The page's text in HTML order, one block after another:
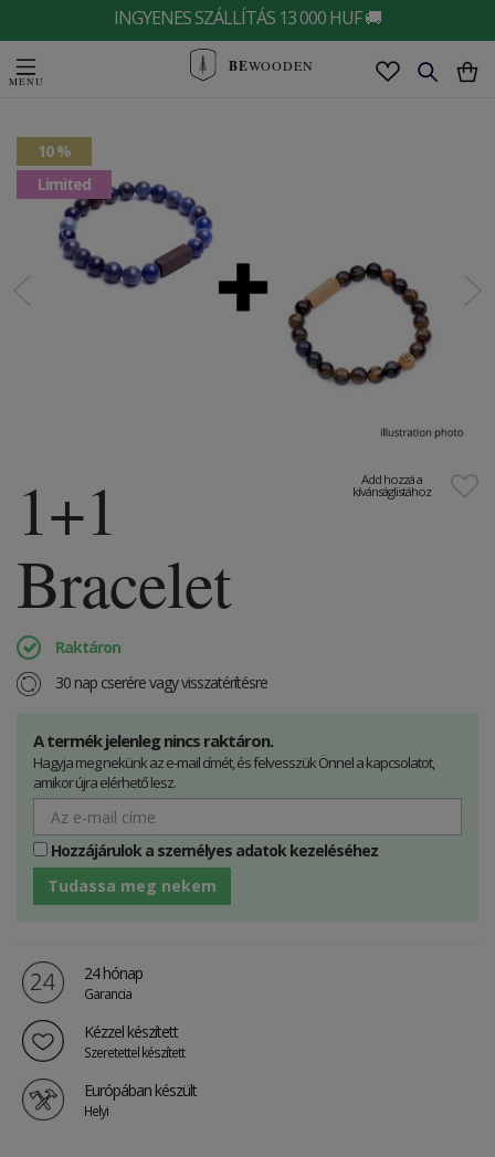
INGYENES SZÁLLÍTÁS 13 000 HUF 🚚
BEWOODEN
10 %
Limited
Add hozzá a
kívánságlistához
1+1
Bracelet
Raktáron
30 nap cserére vagy visszatérítésre
A termék jelenleg nincs raktáron.
Hagyja meg nekünk az e-mail címét, és felvesszük Önnel a kapcsolatot,
amikor újra elérhető lesz.
Hozzájárulok a személyes adatok kezeléséhez
Tudassa meg nekem
24 hónap
Garancia
Kézzel készített
Szeretettel készített
Európában készült
Helyi